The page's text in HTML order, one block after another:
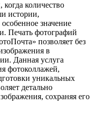
количество
истории,
значение
Печать фотографий
позволяет без
в
Данная услуга
фотоколлажей,
уникальных
детально
сохраняя его